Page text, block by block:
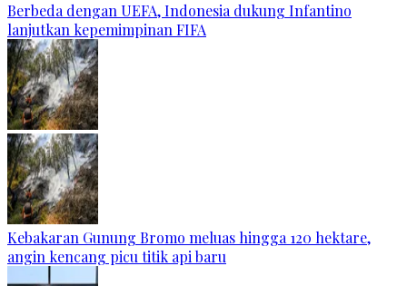
Berbeda dengan UEFA, Indonesia dukung Infantino
lanjutkan kepemimpinan FIFA
Kebakaran Gunung Bromo meluas hingga 120 hektare,
angin kencang picu titik api baru